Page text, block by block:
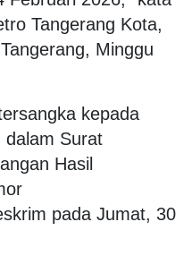
Tangerang Kota,
Minggu
kepada
dalam Surat
Hasil
pada Jumat, 30